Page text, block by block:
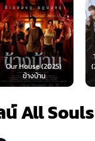
(2025)
ข้างบ้าน
Teach
(2026) อ
All Souls